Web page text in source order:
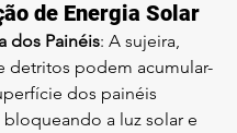
de Energia Solar
dos Painéis: A sujeira,
detritos podem acumular-
dos painéis
bloqueando a luz solar e